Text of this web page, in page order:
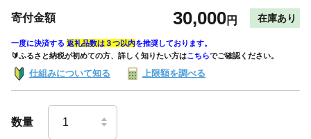
寄付金額 30,000円 在庫あり
一度に決済する 返礼品数は３つ以内を推奨しております。
🔰ふるさと納税が初めての方、詳しく知りたい方はこちらでご確認ください。
仕組みについて知る 上限額を調べる
数量